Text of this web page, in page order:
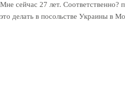
Мне сейчас 27 лет. Соответственно?
это делать в посольстве Украины в